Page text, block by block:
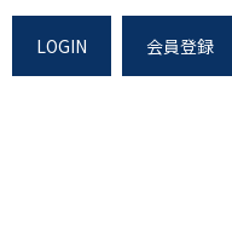
LOGIN 会員登録